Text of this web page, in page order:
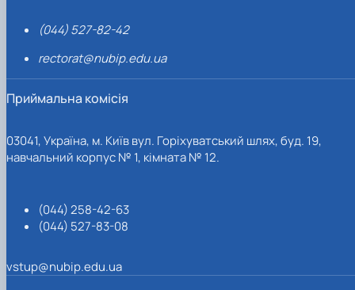
(044) 527-82-42
rectorat@nubip.edu.ua
Приймальна комісія
03041, Україна, м. Київ вул. Горіхуватський шлях, буд. 19,
навчальний корпус № 1, кімната № 12.
(044) 258-42-63
(044) 527-83-08
vstup@nubip.edu.ua